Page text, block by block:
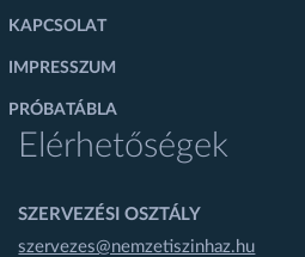
KAPCSOLAT
IMPRESSZUM
PRÓBATÁBLA
Elérhetőségek
SZERVEZÉSI OSZTÁLY
szervezes@nemzetiszinhaz.hu